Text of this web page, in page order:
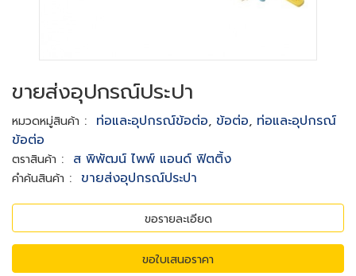
ขายส่งอุปกรณ์ประปา
หมวดหมู่สินค้า : ท่อและอุปกรณ์ข้อต่อ, ข้อต่อ, ท่อและอุปกรณ์
ข้อต่อ
ตราสินค้า : ส พิพัฒน์ ไพพ์ แอนด์ ฟิตติ้ง
คำค้นสินค้า : ขายส่งอุปกรณ์ประปา
ขอรายละเอียด
ขอใบเสนอราคา